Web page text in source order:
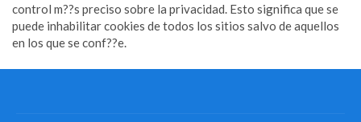
control m??s preciso sobre la privacidad. Esto significa que se
puede inhabilitar cookies de todos los sitios salvo de aquellos
en los que se conf??e.